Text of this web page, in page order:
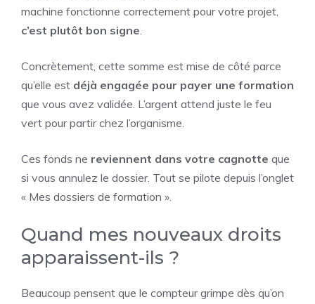
machine fonctionne correctement pour votre projet,
c’est plutôt bon signe.
Concrètement, cette somme est mise de côté parce
qu’elle est déjà engagée pour payer une formation
que vous avez validée. L’argent attend juste le feu
vert pour partir chez l’organisme.
Ces fonds ne reviennent dans votre cagnotte que
si vous annulez le dossier. Tout se pilote depuis l’onglet
« Mes dossiers de formation ».
Quand mes nouveaux droits
apparaissent-ils ?
Beaucoup pensent que le compteur grimpe dès qu’on